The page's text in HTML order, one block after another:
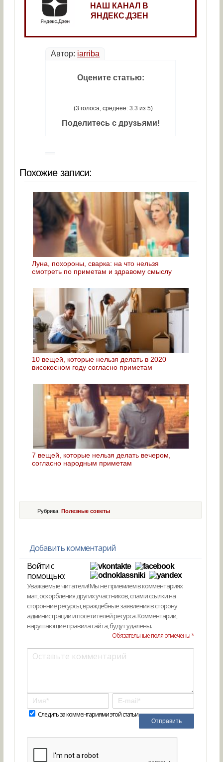
НАШ КАНАЛ В
ЯНДЕКС.ДЗЕН
Автор: iarriba
Оцените статью:
(3 голоса, среднее: 3.3 из 5)
Поделитесь с друзьями!
Похожие записи:
Луна, похороны, сварка: на что нельзя
смотреть по приметам и здравому смыслу
10 вещей, которые нельзя делать в 2020
високосном году согласно приметам
7 вещей, которые нельзя делать вечером,
согласно народным приметам
Рубрика: Полезные советы
Добавить комментарий
Войти с
помощью:
Уважаемые читатели! Мы не приемлем в комментариях
мат, оскорбления других участников, спам и ссылки на
сторонние ресурсы, враждебные заявления в сторону
администрации и посетителей ресурса. Комментарии,
нарушающие правила сайта, будут удалены.
Обязательные поля отмечены *
Следить за комментариями этой статьи